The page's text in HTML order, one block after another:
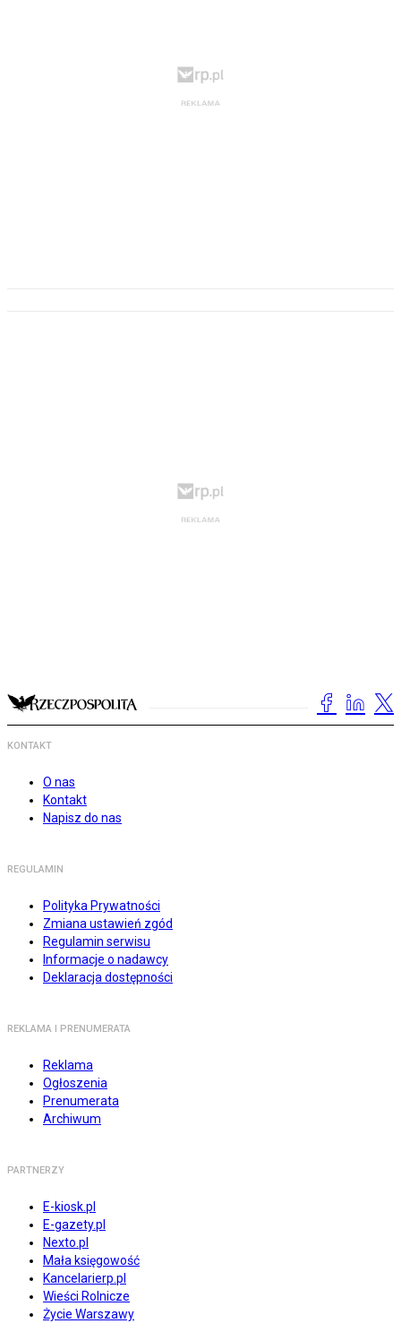
KONTAKT
O nas
Kontakt
Napisz do nas
REGULAMIN
Polityka Prywatności
Zmiana ustawień zgód
Regulamin serwisu
Informacje o nadawcy
Deklaracja dostępności
REKLAMA I PRENUMERATA
Reklama
Ogłoszenia
Prenumerata
Archiwum
PARTNERZY
E-kiosk.pl
E-gazety.pl
Nexto.pl
Mała księgowość
Kancelarierp.pl
Wieści Rolnicze
Życie Warszawy